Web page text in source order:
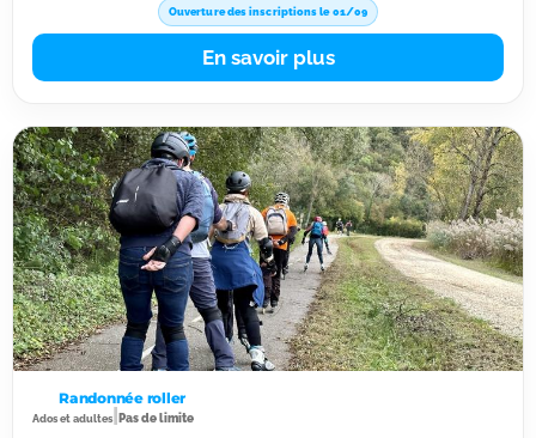
Ouverture des inscriptions le 01/09
En savoir plus
Randonnée roller
Ados et adultes| Pas de limite